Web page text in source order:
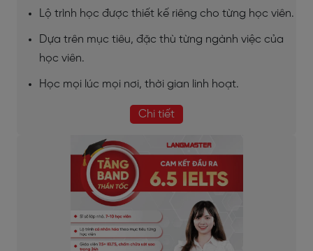
Lộ trình học được thiết kế riêng cho từng học viên.
Dựa trên mục tiêu, đặc thù từng ngành việc của
học viên.
Học mọi lúc mọi nơi, thời gian linh hoạt.
Chi tiết